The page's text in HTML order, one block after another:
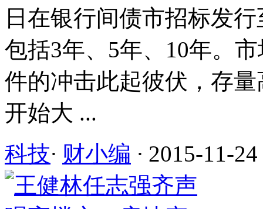
日在银行间债市招标发
包括3年、5年、10年。
件的冲击此起彼伏，存
开始大 ...
科技· 财小编 · 2015-11-